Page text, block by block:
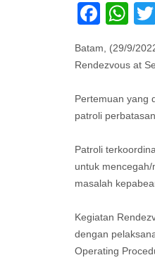
Batam, (29/9/
Rendezvous at
Pertemuan yang
patroli
Patroli
untuk
masalah
Kegiatan
dengan
Operating